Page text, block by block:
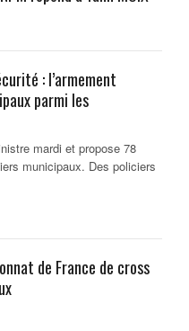
: l’armement
parmi les
mardi et propose 78
municipaux. Des policiers
de France de cross